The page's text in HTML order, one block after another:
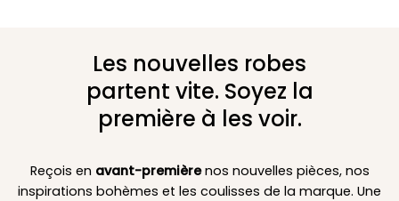
Les nouvelles robes
partent vite. Soyez la
première à les voir.
Reçois en avant-premièrenos nouvelles pièces, nos
inspirations bohèmes et les coulisses de la marque. Une